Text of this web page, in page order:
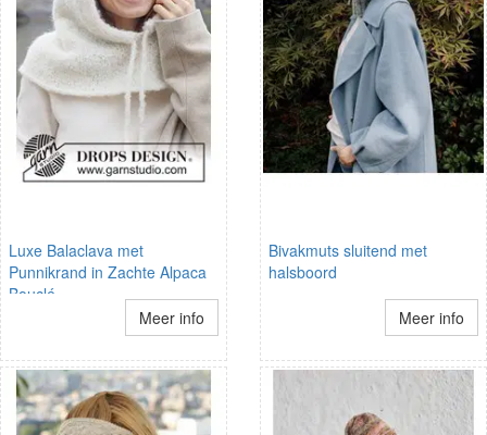
Luxe Balaclava met
Punnikrand in Zachte Alpaca
Bouclé
Meer info
Bivakmuts sluitend met
halsboord
Meer info